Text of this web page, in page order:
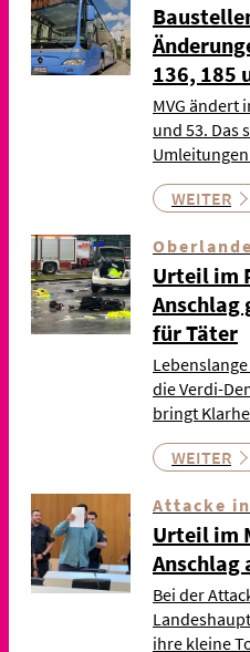
136, 185
MVG ändert
und 53. Das
WEITER
Urteil im
Anschlag
für Täter
die Verdi-
bringt
WEITER
Attacke
Urteil im
Anschlag
Bei der
ihre kleine